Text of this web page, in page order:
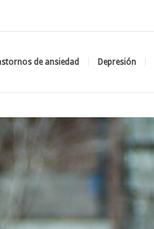
de ansiedad Depresión